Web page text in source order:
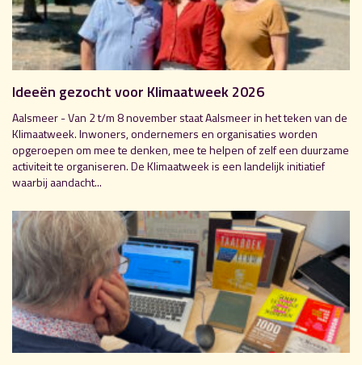
Ideeën gezocht voor Klimaatweek 2026
Aalsmeer - Van 2 t/m 8 november staat Aalsmeer in het teken van de
Klimaatweek. Inwoners, ondernemers en organisaties worden
opgeroepen om mee te denken, mee te helpen of zelf een duurzame
activiteit te organiseren. De Klimaatweek is een landelijk initiatief
waarbij aandacht...